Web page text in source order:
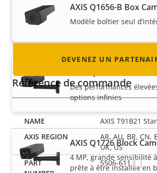
AXIS Q1656-B Box
Modèle boîtier seul
Des performances
options infinies
AXIS Q1726 Block
4 MP, grande sensibilité
prête à être installée en
les pays du monde. Découvrez
devenir un !
DEVENEZ UN
Référence de commande
AXIS T91B21
AR, AU, BR, CN,
UK, US
5506-611